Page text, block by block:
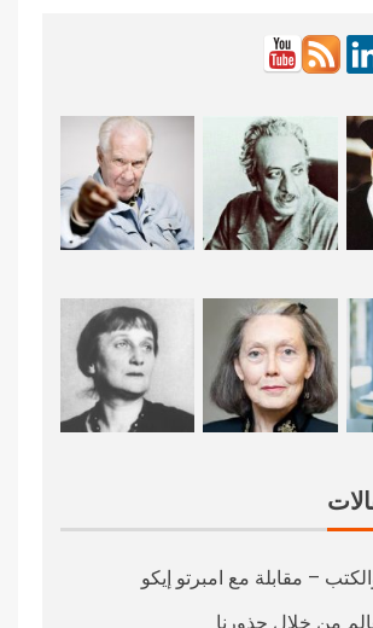
– مقابلة مع امبرتو إيكو
من خلال جذورنا